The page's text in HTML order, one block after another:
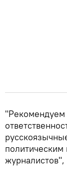
"Рекомендуем
журналистов",